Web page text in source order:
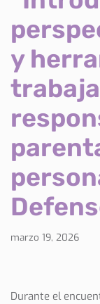
y
marzo 19, 2026
Durante el